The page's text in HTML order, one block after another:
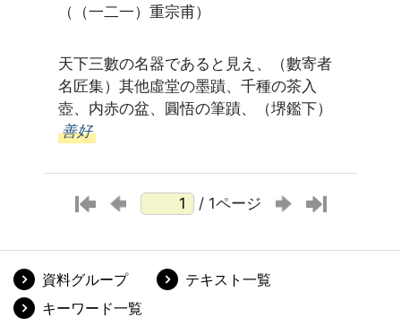
（（一二一）重宗甫）
天下三數の名器であると見え、（數寄者
名匠集）其他虛堂の墨蹟、千種の茶入
壺、内赤の盆、圓悟の筆蹟、（堺鑑下）
善好
/ 1ページ
資料グループ
テキスト一覧
キーワード一覧